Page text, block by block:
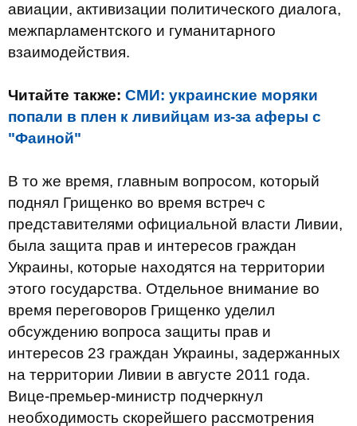
авиации, активизации политического диалога,
межпарламентского и гуманитарного
взаимодействия.
Читайте также: СМИ: украинские моряки
попали в плен к ливийцам из-за аферы с
"Фаиной"
В то же время, главным вопросом, который
поднял Грищенко во время встреч с
представителями официальной власти Ливии,
была защита прав и интересов граждан
Украины, которые находятся на территории
этого государства. Отдельное внимание во
время переговоров Грищенко уделил
обсуждению вопроса защиты прав и
интересов 23 граждан Украины, задержанных
на территории Ливии в августе 2011 года.
Вице-премьер-министр подчеркнул
необходимость скорейшего рассмотрения